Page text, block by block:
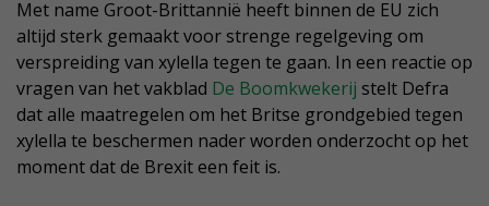
Met name Groot-Brittannië heeft binnen de EU zich
altijd sterk gemaakt voor strenge regelgeving om
verspreiding van xylella tegen te gaan. In een reactie op
vragen van het vakblad De Boomkwekerij stelt Defra
dat alle maatregelen om het Britse grondgebied tegen
xylella te beschermen nader worden onderzocht op het
moment dat de Brexit een feit is.